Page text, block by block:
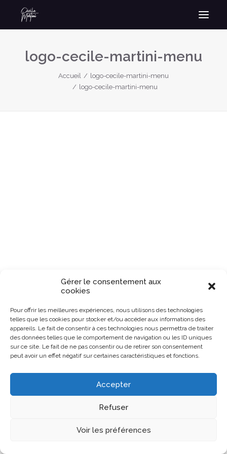
Gérer le consentement aux
cookies
Pour offrir les meilleures expériences, nous utilisons des technologies
telles que les cookies pour stocker et/ou accéder aux informations des
appareils. Le fait de consentir à ces technologies nous permettra de traiter
des données telles que le comportement de navigation ou les ID uniques
sur ce site. Le fait de ne pas consentir ou de retirer son consentement
peut avoir un effet négatif sur certaines caractéristiques et fonctions.
Accepter
Refuser
Voir les préférences
logo-cecile-martini-menu
Accueil
logo-cecile-martini-menu
logo-cecile-martini-menu